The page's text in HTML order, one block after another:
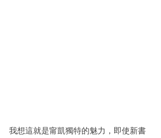
我想這就是甯凱獨特的魅力，即使新書